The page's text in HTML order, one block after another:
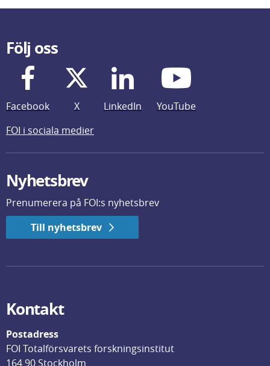
Följ oss
Facebook X LinkedIn
YouTube
FOI i sociala medier
Nyhetsbrev
Prenumerera på FOI:s nyhetsbrev
Till nyhetsbrev
Kontakt
Postadress
FOI Totalförsvarets forskningsinstitut
164 90 Stockholm